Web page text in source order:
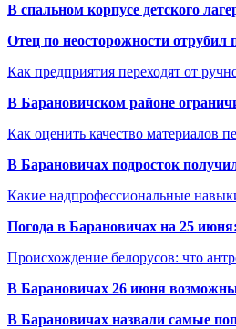
В спальном корпусе детского
Отец по неосторожности отрубил
Как предприятия переходят от
В Барановичском районе
Как оценить качество материалов
В Барановичах подросток
Какие надпрофессиональные
Погода в Барановичах на 25
Происхождение белорусов: что
В Барановичах 26 июня возможны
В Барановичах назвали самые